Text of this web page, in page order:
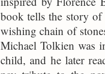
book tells the story of
wishing chain of
Michael Tolkien was
child, and he later